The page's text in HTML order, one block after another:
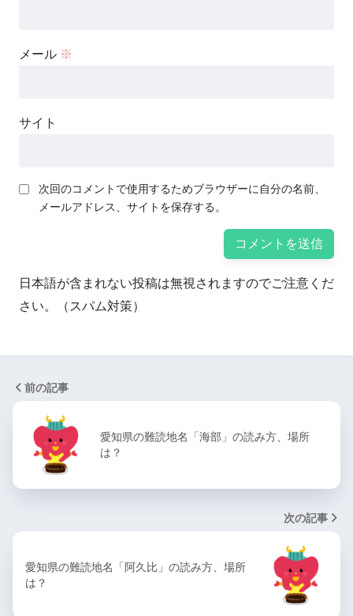
メール ※
サイト
次回のコメントで使用するためブラウザーに自分の名前、
メールアドレス、サイトを保存する。
日本語が含まれない投稿は無視されますのでご注意くだ
さい。（スパム対策）
前の記事
愛知県の難読地名「海部」の読み方、場所
は？
次の記事
愛知県の難読地名「阿久比」の読み方、場所
は？